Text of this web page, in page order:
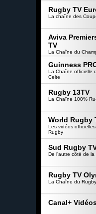
Rugby TV
La chaîne des
Aviva
TV
La Chaîne du
Guinness
La Chaîne officielle
Celte
Rugby 13TV
La Chaîne 100%
World Rugby
Les vidéos
Rugby
Sud Rugby
De l'autre côté de
Rugby TV
La Chaîne du
Canal+